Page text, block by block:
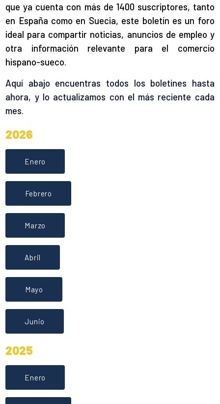
que ya cuenta con más de 1400 suscriptores, tanto
en España como en Suecia, este boletín es un foro
ideal para compartir noticias, anuncios de empleo y
otra información relevante para el comercio
hispano-sueco.
Aquí abajo encuentras todos los boletines hasta
ahora, y lo actualizamos con el más reciente cada
mes.
2026
Enero
Febrero
Marzo
Abril
Mayo
Junio
2025
Enero